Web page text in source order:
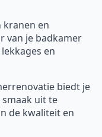
kranen en
van je badkamer
en
biedt je
uit te
de kwaliteit en